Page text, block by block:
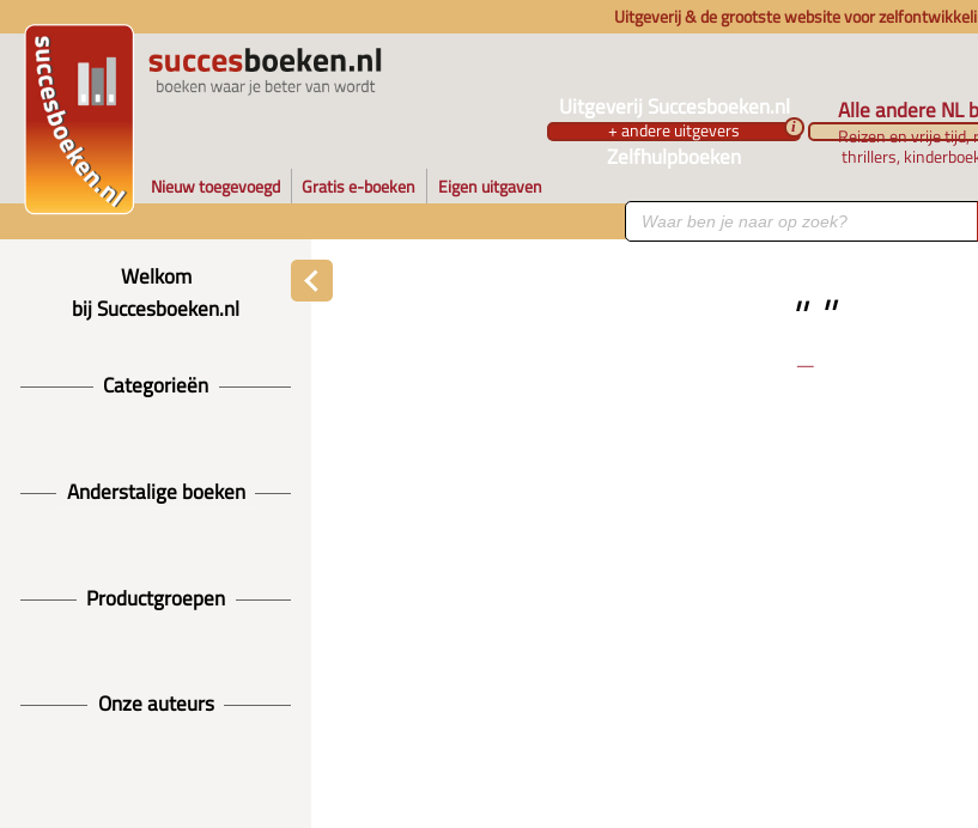
Uitgeverij & de grootste website voor
Uitgeverij Succesboeken.nl
+ andere uitgevers
Zelfhulpboeken
i
Alle andere NL
Reizen en vrije tijd,
thrillers,
Nieuw toegevoegd Gratis e-boeken Eigen uitgaven
Welkom
bij Succesboeken.nl
Categorieën
Anderstalige boeken
Productgroepen
Onze auteurs